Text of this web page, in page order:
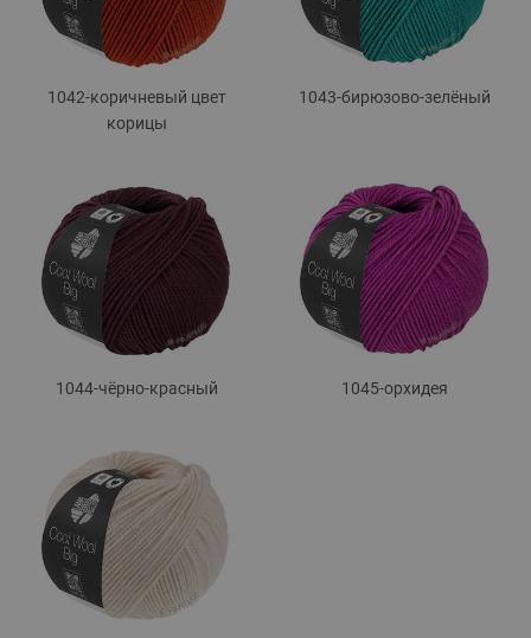
1042-коричневый цвет
корицы
1043-бирюзово-зелёный
1044-чёрно-красный 1045-орхидея